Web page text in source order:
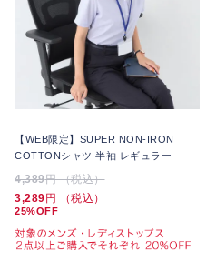
【WEB限定】SUPER NON-IRON
COTTONシャツ 半袖 レギュラー
4,389円 （税込）
3,289 円 （税込）
25%OFF